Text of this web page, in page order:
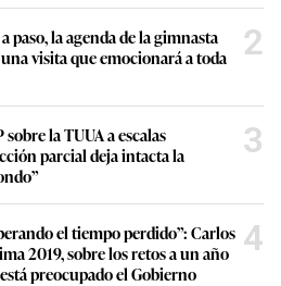
paso, la agenda de la gimnasta
visita que emocionará a toda
2
la TUUA a escalas
parcial deja intacta la
3
el tiempo perdido”: Carlos
2019, sobre los retos a un año
preocupado el Gobierno
4